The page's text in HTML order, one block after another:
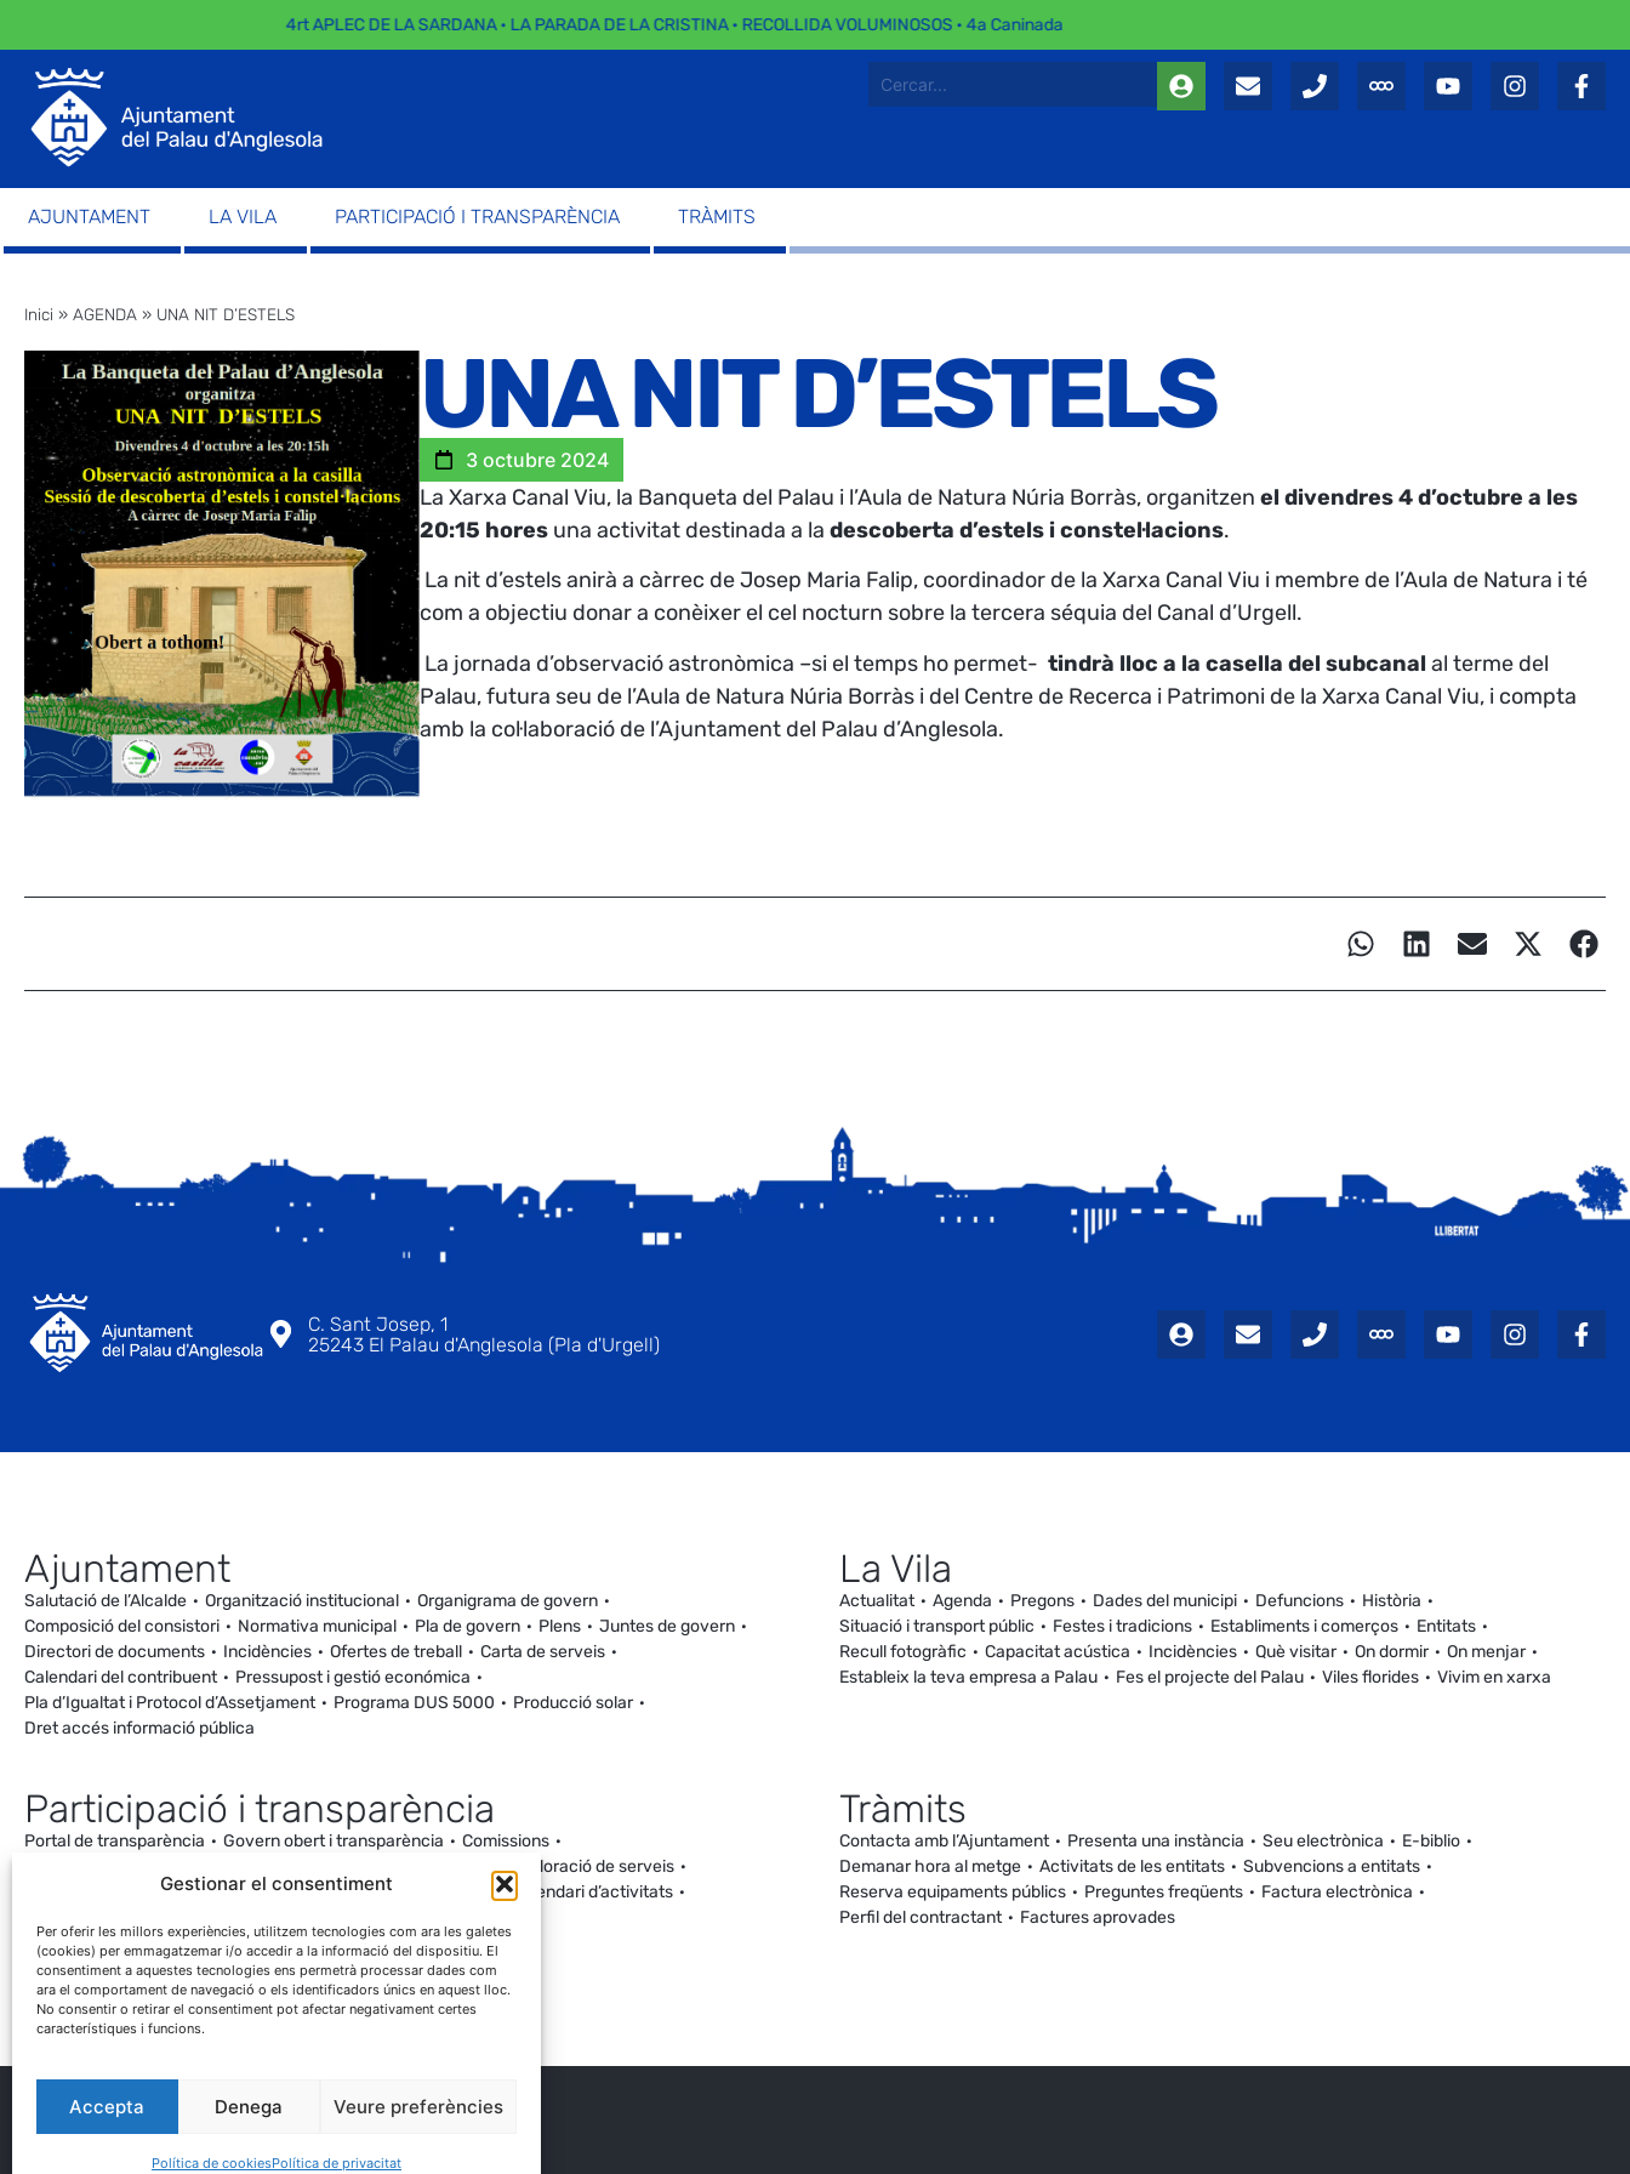
Gestionar el consentiment
Per oferir les millors experiències, utilitzem tecnologies com ara les galetes
(cookies) per emmagatzemar i/o accedir a la informació del dispositiu. El
consentiment a aquestes tecnologies ens permetrà processar dades com
ara el comportament de navegació o els identificadors únics en aquest lloc.
No consentir o retirar el consentiment pot afectar negativament certes
característiques i funcions.
Accepta Denega Veure preferències
Política de cookiesPolítica de privacitat
4rt APLEC DE LA SARDANA · LA PARADA DE LA CRISTINA · RECOLLIDA VOLUMINOSOS · 4a Caninada
AJUNTAMENT LA VILA PARTICIPACIÓ I TRANSPARÈNCIA TRÀMITS
Inici » AGENDA » UNA NIT D’ESTELS
UNA NIT D’ESTELS
3 octubre 2024
La Xarxa Canal Viu, la Banqueta del Palau i l’Aula de Natura Núria Borràs, organitzen el divendres 4 d’octubre a les
20:15 hores una activitat destinada a la descoberta d’estels i constel·lacions.
La nit d’estels anirà a càrrec de Josep Maria Falip, coordinador de la Xarxa Canal Viu i membre de l’Aula de Natura i té
com a objectiu donar a conèixer el cel nocturn sobre la tercera séquia del Canal d’Urgell.
La jornada d’observació astronòmica –si el temps ho permet- tindrà lloc a la casella del subcanal al terme del
Palau, futura seu de l’Aula de Natura Núria Borràs i del Centre de Recerca i Patrimoni de la Xarxa Canal Viu, i compta
amb la col·laboració de l’Ajuntament del Palau d’Anglesola.
C. Sant Josep, 1
25243 El Palau d'Anglesola (Pla d'Urgell)
Ajuntament
Salutació de l’Alcalde Organització institucional
Organigrama de govern
Composició del consistori
Normativa municipal Pla de govern Plens
Juntes de govern
Directori de documents
Incidències Ofertes de treball
Carta de serveis
Calendari del contribuent
Pressupost i gestió económica
Pla d’Igualtat i Protocol d’Assetjament
Programa DUS 5000
Producció solar
Dret accés informació pública
La Vila
Actualitat Agenda Pregons Dades del municipi Defuncions
Història
Situació i transport públic
Festes i tradicions Establiments i comerços
Entitats
Recull fotogràfic
Capacitat acústica Incidències Què visitar On dormir
On menjar
Estableix la teva empresa a Palau
Fes el projecte del Palau Viles florides Vivim en xarxa
Participació i transparència
Portal de transparència Govern obert i transparència
Comissions
Processos participatius
Valoració de serveis
Canal de denúncies Comunitat local d’energia
Calendari d’activitats
Tràmits
Contacta amb l’Ajuntament Presenta una instància Seu electrònica
E-biblio
Demanar hora al metge
Activitats de les entitats
Subvencions a entitats
Reserva equipaments públics
Preguntes freqüents
Factura electrònica
Perfil del contractant
Factures aprovades
® Ajuntament El Palau d'Anglesola